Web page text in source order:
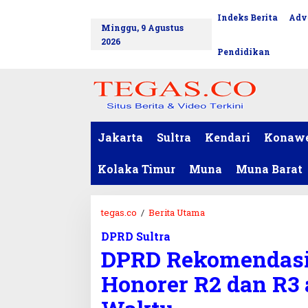
Minggu, 9 Agustus
2026
Indeks Berita
Pendidikan
Jakarta Sultra Kendari
Kolaka Timur Muna Muna Barat
tegas.co / Berita Utama
D
R
e
k
DPRD Sultra
DPRD
Honorer R2 dan